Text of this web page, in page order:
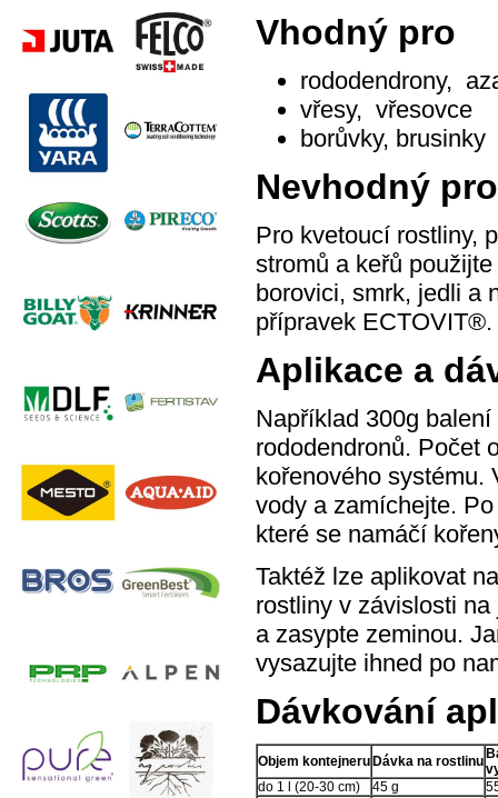
Vhodný pro
rododendrony,
vřesy, vřesovce
borůvky, brusinky
Nevhodný pro
Pro kvetoucí rostliny,
stromů a keřů
borovici, smrk, jedli a
přípravek ECTOVIT®.
Aplikace a
Například 300g
rododendronů. Počet
kořenového systému.
vody a zamíchejte.
které se namáčí
Taktéž lze aplikovat
rostliny v závislosti
a zasypte zeminou.
vysazujte ihned po
Dávkování
Objem kontejneru Dávka na rostlinu
do 1 l (20-30 cm)
45 g